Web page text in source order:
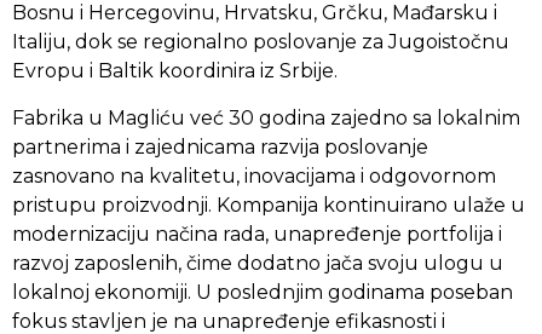
Bosnu i Hercegovinu, Hrvatsku, Grčku, Mađarsku i
Italiju, dok se regionalno poslovanje za Jugoistočnu
Evropu i Baltik koordinira iz Srbije.
Fabrika u Magliću već 30 godina zajedno sa lokalnim
partnerima i zajednicama razvija poslovanje
zasnovano na kvalitetu, inovacijama i odgovornom
pristupu proizvodnji. Kompanija kontinuirano ulaže u
modernizaciju načina rada, unapređenje portfolija i
razvoj zaposlenih, čime dodatno jača svoju ulogu u
lokalnoj ekonomiji. U poslednjim godinama poseban
fokus stavljen je na unapređenje efikasnosti i